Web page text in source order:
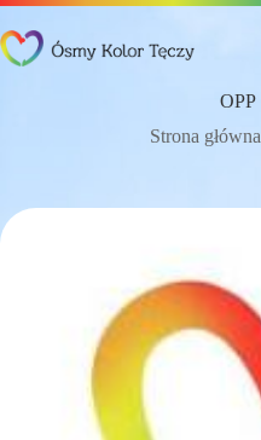
do
treści
OPP
Strona główna